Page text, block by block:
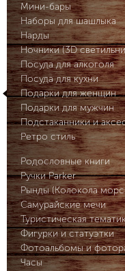
Мини-бары
Наборы для шашлыка
Нарды
Ночники (3D
Посуда для алкоголя
Посуда для кухни
Подарки для женщин
Подарки для мужчин
Подстаканники и
Ретро стиль
Родословные книги
Ручки Parker
Рынды (Колокола
Самурайские мечи
Туристическая
Фигурки и статуэтки
Фотоальбомы и
Часы